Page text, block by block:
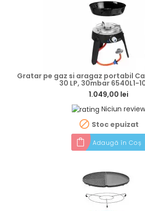
Gratar pe gaz si aragaz portabil
30 LP, 30mbar 6540L1-
1.049,00 lei
Niciun review
 Stoc epuizat
Adaugă în Coș